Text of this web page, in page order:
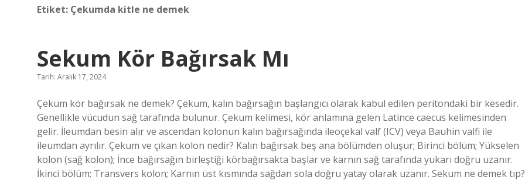
Etiket: Çekumda kitle ne demek
Sekum Kör Bağırsak Mı
Tarih: Aralık 17, 2024
Çekum kör bağırsak ne demek? Çekum, kalın bağırsağın başlangıcı olarak kabul edilen peritondaki bir kesedir.
Genellikle vücudun sağ tarafında bulunur. Çekum kelimesi, kör anlamına gelen Latince caecus kelimesinden
gelir. İleumdan besin alır ve ascendan kolonun kalın bağırsağında ileoçekal valf (ICV) veya Bauhin valfi ile
ileumdan ayrılır. Çekum ve çıkan kolon nedir? Kalın bağırsak beş ana bölümden oluşur; Birinci bölüm; Yükselen
kolon (sağ kolon); İnce bağırsağın birleştiği körbağırsakta başlar ve karnın sağ tarafında yukarı doğru uzanır.
İkinci bölüm; Transvers kolon; Karnın üst kısmında sağdan sola doğru yatay olarak uzanır. Sekum ne demek tıp?